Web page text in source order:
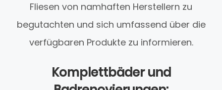
Fliesen von namhaften Herstellern zu
begutachten und sich umfassend über die
verfügbaren Produkte zu informieren.
Komplettbäder und